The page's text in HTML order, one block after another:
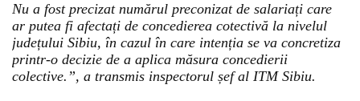
Nu a fost precizat numărul preconizat de salariați care
ar putea fi afectați de concedierea cotectivă la nivelul
județului Sibiu, în cazul în care intenția se va concretiza
printr-o decizie de a aplica măsura concedierii
colective.”, a transmis inspectorul șef al ITM Sibiu.